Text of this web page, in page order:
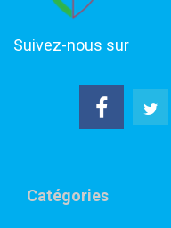
Suivez-nous sur
Catégories